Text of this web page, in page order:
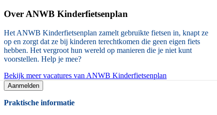
OverANWB Kinderfietsenplan
Het ANWB Kinderfietsenplan zamelt gebruikte fietsen in, knapt ze
op en zorgt dat ze bij kinderen terechtkomen die geen eigen fiets
hebben. Het vergroot hun wereld op manieren die je niet kunt
voorstellen. Help je mee?
Bekijk meer vacatures van ANWB Kinderfietsenplan
Aanmelden
Praktische informatie